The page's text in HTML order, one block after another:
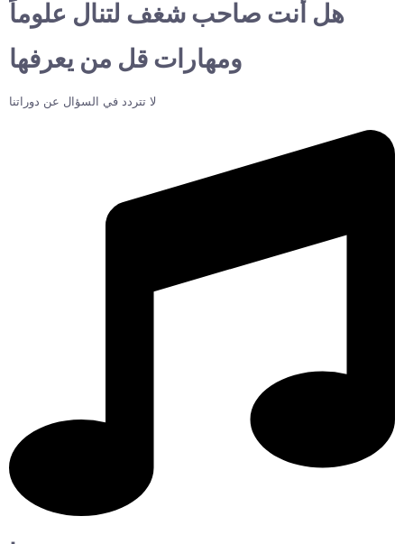
هل أنت صاحب شغف لتنال علوماً
ومهارات قل من يعرفها
لا تتردد في السؤال عن دوراتنا